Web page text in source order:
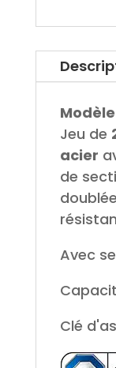
Jeu de
acier
de
Avec
Clé